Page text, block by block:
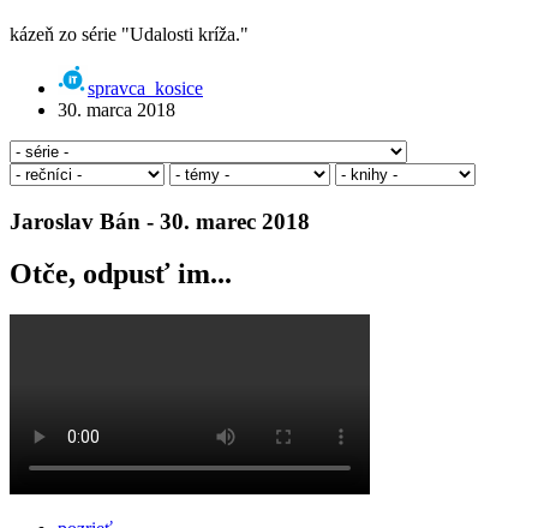
kázeň zo série "Udalosti kríža."
spravca_kosice
30. marca 2018
Jaroslav Bán - 30. marec 2018
Otče, odpusť im...